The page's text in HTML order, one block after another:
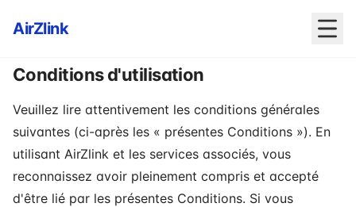
AirZlink
Conditions d'utilisation
Veuillez lire attentivement les conditions générales
suivantes (ci-après les « présentes Conditions »). En
utilisant AirZlink et les services associés, vous
reconnaissez avoir pleinement compris et accepté
d'être lié par les présentes Conditions. Si vous